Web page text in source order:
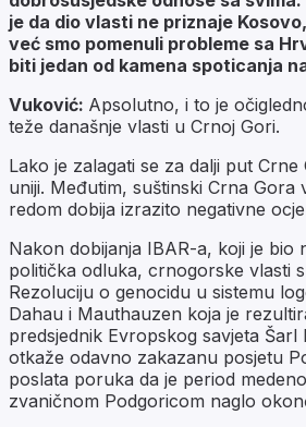
je da dio vlasti ne priznaje
već smo pomenuli probleme sa
biti jedan od kamena spoticanja
Vuković: Apsolutno, i to je
teže današnje vlasti u Crnoj Gori.
Lako je zalagati se za dalji put
uniji. Međutim, suštinski Crna Gora
redom dobija izrazito negativne
Nakon dobijanja IBAR-a, koji je bio
politička odluka, crnogorske vlasti
Rezoluciju o genocidu u sistemu
Dahau i Mauthauzen koja je
predsjednik Evropskog savjeta Šarl
otkaže odavno zakazanu posjetu
poslata poruka da je period
zvaničnom Podgoricom naglo